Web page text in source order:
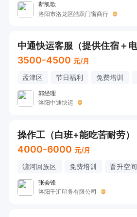
靳凯歌
洛阳市洛龙区皓跃门窗商行
3500-4500 元/月
孟津区 节日福利 免费培训
郭经理
洛阳中通快运
操作工（白班+能吃苦耐劳）
4000-6000 元/月
瀍河回族区 免费培训 晋升空间
张会锋
洛阳千汇印务有限公司